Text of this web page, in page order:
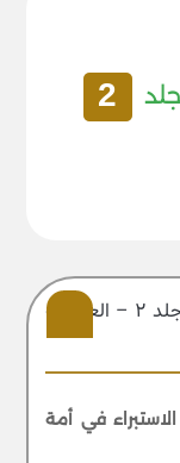
جلد 2
منهاج الصالحین – جلد ۲ – العبادات
يجب الاستبراء في أمة